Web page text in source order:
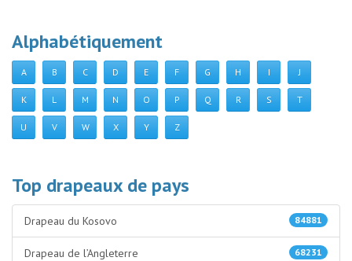
Alphabétiquement
A B C D E F G H I J
K L M N O P Q R S T
U V W X Y Z
Top drapeaux de pays
84881
Drapeau du Kosovo
68231
Drapeau de l’Angleterre